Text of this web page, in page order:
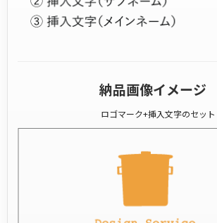
納品画像イメージ
ロゴマーク+挿入文字のセット